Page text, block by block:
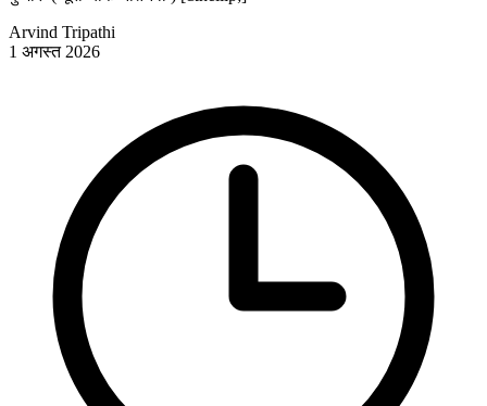
Arvind Tripathi
1 अगस्त 2026